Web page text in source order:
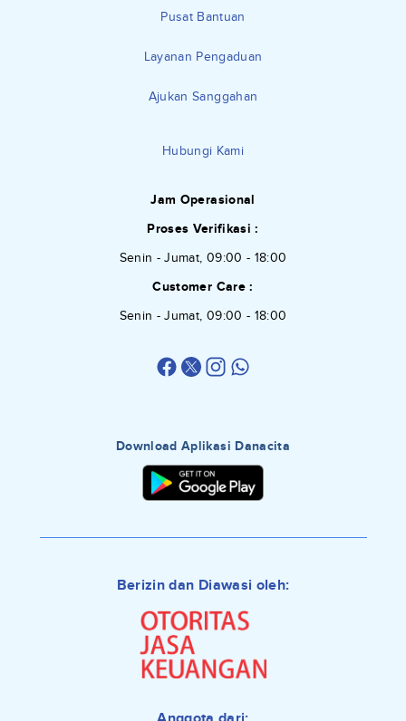
Pusat Bantuan
Layanan Pengaduan
Ajukan Sanggahan
Hubungi Kami
Jam Operasional
Proses Verifikasi :
Senin - Jumat, 09:00 - 18:00
Customer Care :
Senin - Jumat, 09:00 - 18:00
Download Aplikasi Danacita
Berizin dan Diawasi oleh: